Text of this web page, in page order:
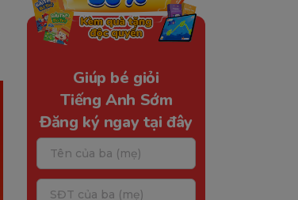
Giúp bé giỏi
Tiếng Anh Sớm
Đăng ký ngay tại đây